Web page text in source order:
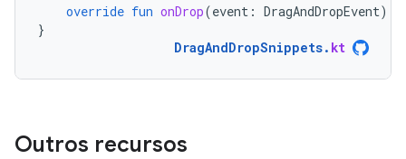
override fun onDrop(event : DragAndDropEvent):
}
DragAndDropSnippets. kt
Outros recursos